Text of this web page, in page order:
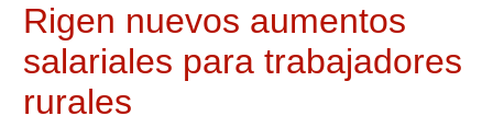
Rigen nuevos aumentos
salariales para trabajadores
rurales